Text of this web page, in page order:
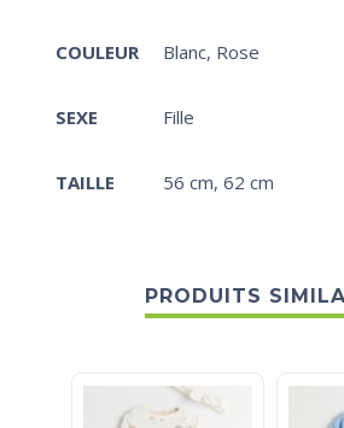
COULEUR Blanc, Rose
SEXE Fille
TAILLE 56 cm, 62 cm
PRODUITS